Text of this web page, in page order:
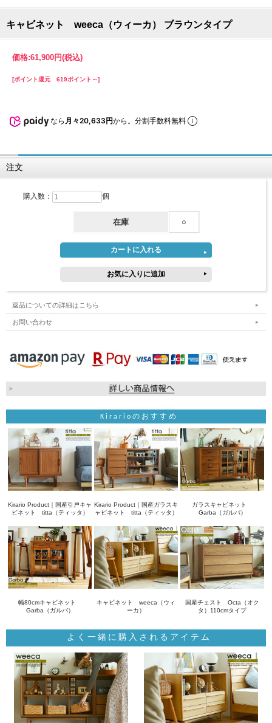
キャビネット weeca（ウィーカ） ブラウンタイプ
価格:61,900円(税込)
[ポイント還元 619ポイント～]
なら 月々20,633円から。分割手数料無料
注文
購入数： 個
在庫 ○
返品についての詳細はこちら
お問い合わせ
Kirarioのおすすめ
Kirario Product｜国産引戸キャ
ビネット titta（ティッタ）
Kirario Product｜国産ガラスキ
ャビネット titta（ティッタ）
ガラスキャビネット
Garba（ガルバ）
幅80cmキャビネット
Garba（ガルバ）
キャビネット weeca（ウィ
ーカ）
国産チェスト Octa（オク
タ）110cmタイプ
よく一緒に購入されるアイテム